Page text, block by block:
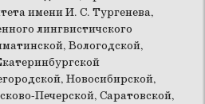
имени И. С. Тургенева,
лингвистичского
Вологодской,
Новосибирской,
Печерской, Саратовской,